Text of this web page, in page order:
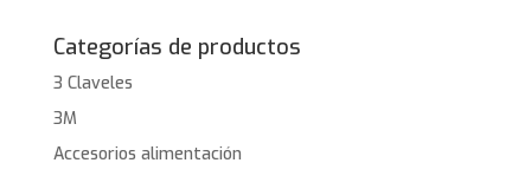
Categorías de productos
3 Claveles
3M
Accesorios alimentación